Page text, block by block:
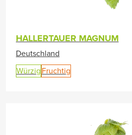
HALLERTAUER MAGNUM
Deutschland
Würzig Fruchtig